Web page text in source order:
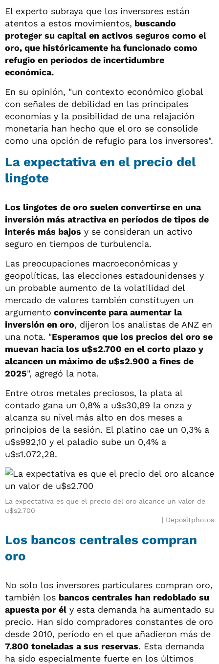
El experto subraya que los inversores están
atentos a estos movimientos, buscando
proteger su capital en activos seguros como el
oro, que históricamente ha funcionado como
refugio en periodos de incertidumbre
económica.
En su opinión, "un contexto económico global
con señales de debilidad en las principales
economías y la posibilidad de una relajación
monetaria han hecho que el oro se consolide
como una opción de refugio para los inversores".
La expectativa en el precio del
lingote
Los lingotes de oro suelen convertirse en una
inversión más atractiva en períodos de tipos de
interés más bajos y se consideran un activo
seguro en tiempos de turbulencia.
Las preocupaciones macroeconómicas y
geopolíticas, las elecciones estadounidenses y
un probable aumento de la volatilidad del
mercado de valores también constituyen un
argumento convincente para aumentar la
inversión en oro, dijeron los analistas de ANZ en
una nota. "Esperamos que los precios del oro se
muevan hacia los u$s2.700 en el corto plazo y
alcancen un máximo de u$s2.900 a fines de
2025", agregó la nota.
Entre otros metales preciosos, la plata al
contado gana un 0,8% a u$s30,89 la onza y
alcanza su nivel más alto en dos meses a
principios de la sesión. El platino cae un 0,3% a
u$s992,10 y el paladio sube un 0,4% a
u$s1.072,28.
La expectativa es que el precio del oro alcance un valor de
u$s2.700
Depositphotos
Los bancos centrales compran
oro
No solo los inversores particulares compran oro,
también los bancos centrales han redoblado su
apuesta por él y esta demanda ha aumentado su
precio. Han sido compradores constantes de oro
desde 2010, período en el que añadieron más de
7.800 toneladas a sus reservas. Esta demanda
ha sido especialmente fuerte en los últimos